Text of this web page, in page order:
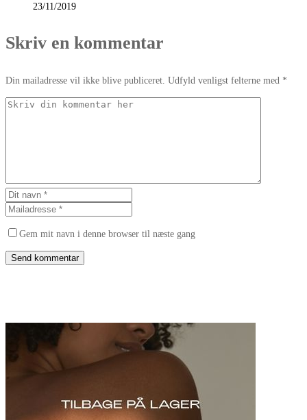
23/11/2019
Skriv en kommentar
Din mailadresse vil ikke blive publiceret. Udfyld venligst felterne med *
Gem mit navn i denne browser til næste gang